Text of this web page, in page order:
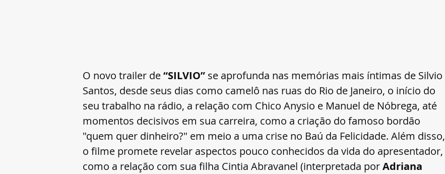
O novo trailer de “SILVIO” se aprofunda nas memórias mais íntimas de Silvio
Santos, desde seus dias como camelô nas ruas do Rio de Janeiro, o início do
seu trabalho na rádio, a relação com Chico Anysio e Manuel de Nóbrega, até
momentos decisivos em sua carreira, como a criação do famoso bordão
"quem quer dinheiro?" em meio a uma crise no Baú da Felicidade. Além disso,
o filme promete revelar aspectos pouco conhecidos da vida do apresentador,
como a relação com sua filha Cintia Abravanel (interpretada por Adriana